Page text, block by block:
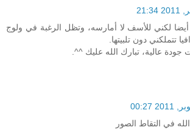
لكني للأسف لا أمارسه، وتظل الرغبة في ولوج
تتملكني دون تلبيتها.
جودة عالية، تبارك الله عليك ^^.
في التقاط الصور